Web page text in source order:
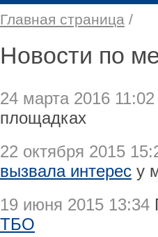
Главная страница /
Новости по
24 марта 2016 11:02
площадках
22 октября 2015
вызвала интерес у
19 июня 2015 13:34
ТБО